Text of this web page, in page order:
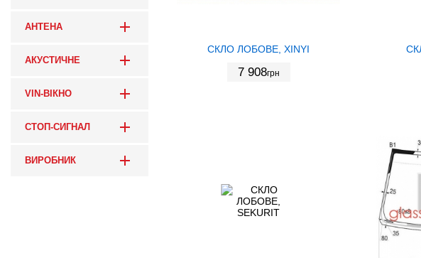
АНТЕНА
АКУСТИЧНЕ
VIN-ВІКНО
СТОП-СИГНАЛ
ВИРОБНИК
СКЛО ЛОБОВЕ, XINYI
7 908грн